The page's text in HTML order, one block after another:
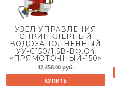
УЗЕЛ УПРАВЛЕНИЯ
СПРИНКЛЕРНЫЙ
ВОДОЗАПОЛНЕННЫЙ
УУ-С150/1,6В-ВФ.О4
«ПРЯМОТОЧНЫЙ-150»
42,458.00 руб.
КУПИТЬ